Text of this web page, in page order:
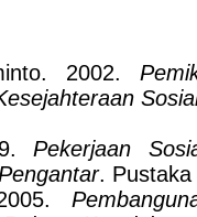
2002.
Pekerjaan
. Pustaka